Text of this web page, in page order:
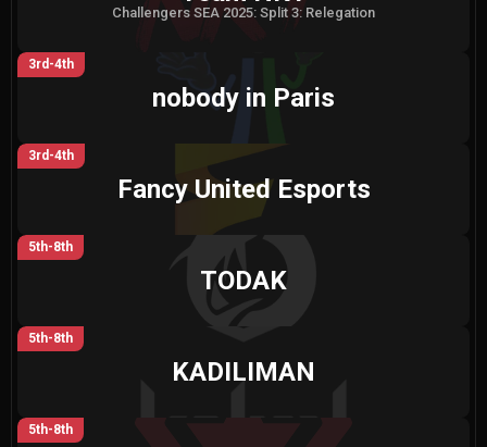
Challengers SEA 2025: Split 3: Relegation
3rd-4th
nobody in Paris
3rd-4th
Fancy United Esports
5th-8th
TODAK
5th-8th
KADILIMAN
5th-8th